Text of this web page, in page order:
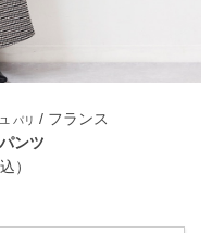
パリ / フランス
ンツ
）